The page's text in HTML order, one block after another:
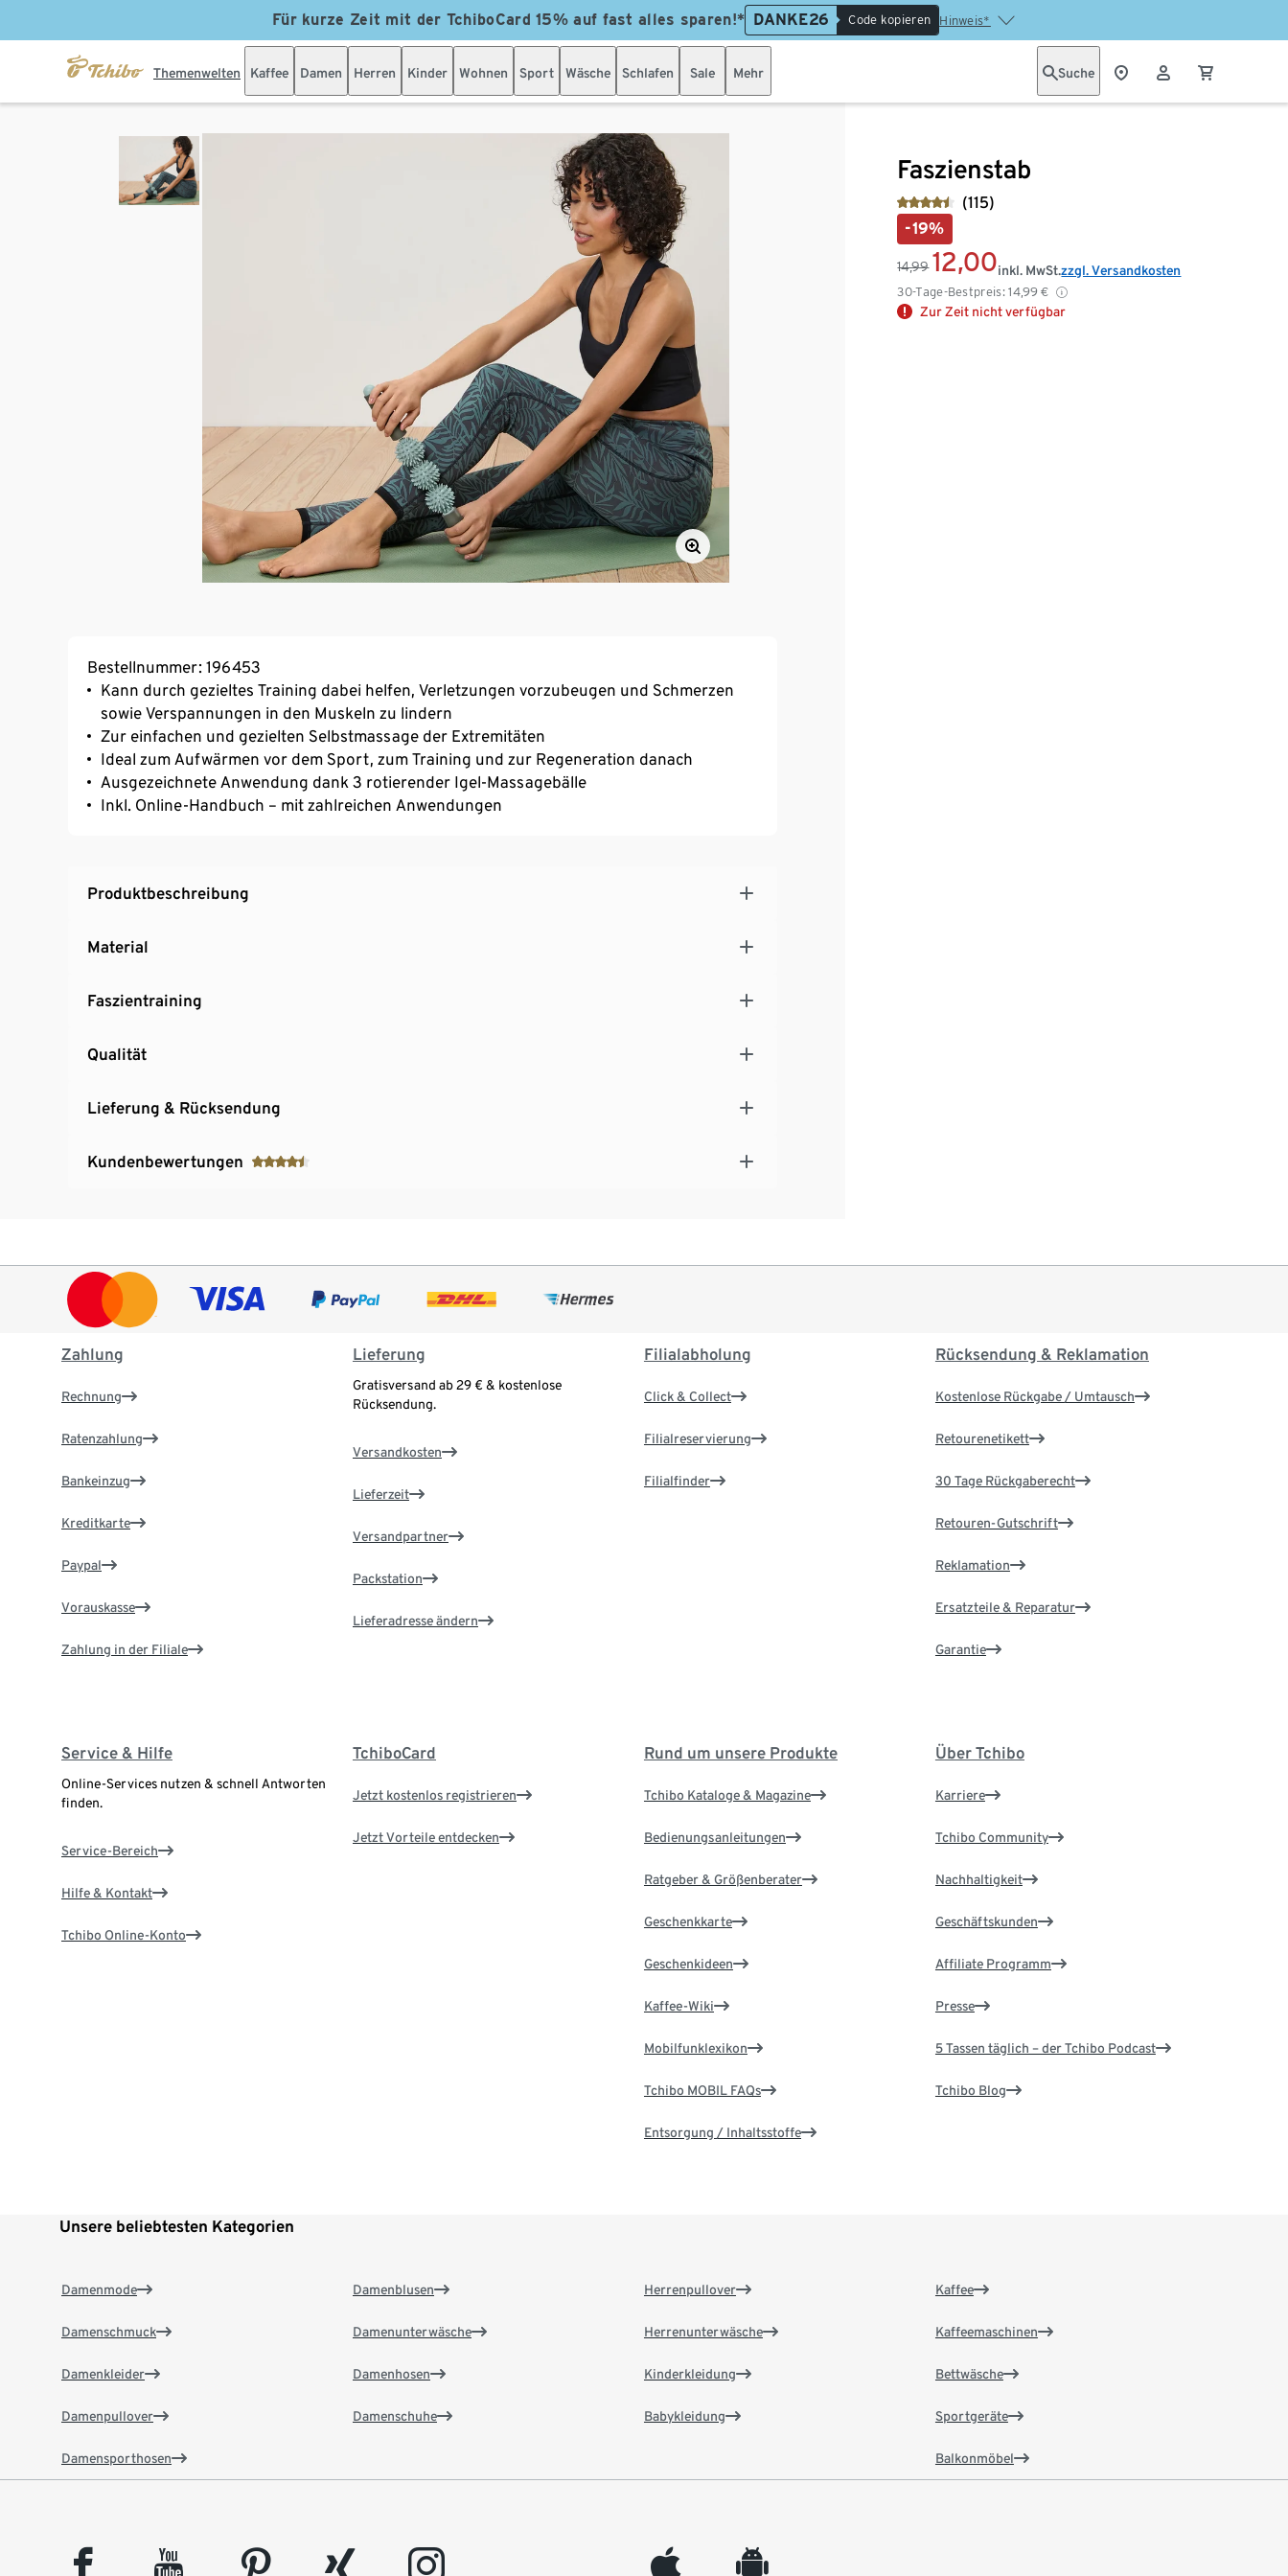
Für kurze Zeit mit der TchiboCard 15% auf fast alles sparen!* DANKE26 Code kopieren Hinweis*
Themenwelten Kaffee Damen Herren Kinder Wohnen Sport Wäsche Schlafen Sale Mehr Suche
Faszienstab
(115)
-19%
14,99 12,00
30-Tage-Bestpreis: 14,99 €
inkl. MwSt.zzgl. Versandkosten
Zur Zeit nicht verfügbar
Bestellnummer: 196453
Kann durch gezieltes Training dabei helfen, Verletzungen vorzubeugen und Schmerzen
sowie Verspannungen in den Muskeln zu lindern
Zur einfachen und gezielten Selbstmassage der Extremitäten
Ideal zum Aufwärmen vor dem Sport, zum Training und zur Regeneration danach
Ausgezeichnete Anwendung dank 3 rotierender Igel-Massagebälle
Inkl. Online-Handbuch – mit zahlreichen Anwendungen
Produktbeschreibung
Material
Faszientraining
Qualität
Lieferung & Rücksendung
Kundenbewertungen
Zahlung
Rechnung
Ratenzahlung
Bankeinzug
Kreditkarte
Paypal
Vorauskasse
Zahlung in der Filiale
Lieferung
Gratisversand ab 29 € & kostenlose
Rücksendung.
Versandkosten
Lieferzeit
Versandpartner
Packstation
Lieferadresse ändern
Filialabholung
Click & Collect
Filialreservierung
Filialfinder
Rücksendung & Reklamation
Kostenlose Rückgabe / Umtausch
Retourenetikett
30 Tage Rückgaberecht
Retouren-Gutschrift
Reklamation
Ersatzteile & Reparatur
Garantie
Service & Hilfe
Online-Services nutzen & schnell Antworten
finden.
Service-Bereich
Hilfe & Kontakt
Tchibo Online-Konto
TchiboCard
Jetzt kostenlos registrieren
Jetzt Vorteile entdecken
Rund um unsere Produkte
Tchibo Kataloge & Magazine
Bedienungsanleitungen
Ratgeber & Größenberater
Geschenkkarte
Geschenkideen
Kaffee-Wiki
Mobilfunklexikon
Tchibo MOBIL FAQs
Entsorgung / Inhaltsstoffe
Über Tchibo
Karriere
Tchibo Community
Nachhaltigkeit
Geschäftskunden
Affiliate Programm
Presse
5 Tassen täglich – der Tchibo Podcast
Tchibo Blog
Unsere beliebtesten Kategorien
Damenmode
Damenschmuck
Damenkleider
Damenpullover
Damensporthosen
Damenblusen
Damenunterwäsche
Damenhosen
Damenschuhe
Herrenpullover
Herrenunterwäsche
Kinderkleidung
Babykleidung
Kaffee
Kaffeemaschinen
Bettwäsche
Sportgeräte
Balkonmöbel
facebook youtube pinterest xing instagram appleinc android